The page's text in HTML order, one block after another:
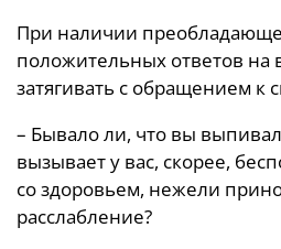
При наличии
положительных ответов на
затягивать с обращением к
– Бывало ли, что вы
вызывает у вас, скорее,
со здоровьем, нежели
расслабление?